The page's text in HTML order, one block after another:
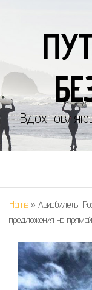
Home » Авиабилеты
предложения на